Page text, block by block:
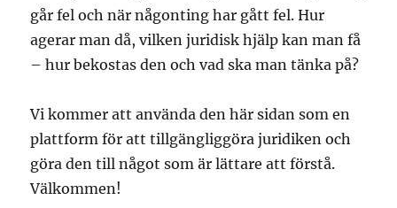
går fel och när någonting har gått fel. Hur
agerar man då, vilken juridisk hjälp kan man få
– hur bekostas den och vad ska man tänka på?
Vi kommer att använda den här sidan som en
plattform för att tillgängliggöra juridiken och
göra den till något som är lättare att förstå.
Välkommen!